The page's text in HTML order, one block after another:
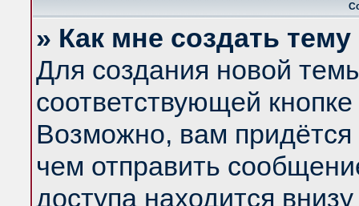
» Как мне создать
Для создания новой
соответствующей
Возможно, вам придётся
чем отправить
доступа находится